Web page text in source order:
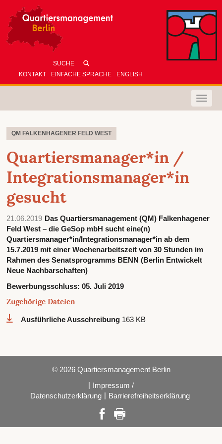
KONTAKT EINFACHE SPRACHE ENGLISH
Toggle
QM FALKENHAGENER FELD WEST
Quartiersmanager*in /
Integrationsmanager*in
gesucht
21.06.2019 Das Quartiersmanagement (QM) Falkenhagener
Feld West – die GeSop mbH sucht eine(n)
Quartiersmanager*in/Integrationsmanager*in ab dem
15.7.2019 mit einer Wochenarbeitszeit von 30 Stunden im
Rahmen des Senatsprogramms BENN (Berlin Entwickelt
Neue Nachbarschaften)
Bewerbungsschluss: 05. Juli 2019
Zugehörige Dateien
Ausführliche Ausschreibung 163 KB
© 2026 Quartiersmanagement Berlin
| Impressum /
Datenschutzerklärung | Barrierefreiheitserklärung